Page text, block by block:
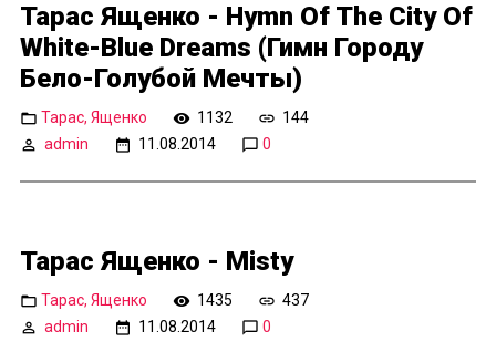
Тарас Ященко - Hymn Of The City Of
White-Blue Dreams (Гимн Городу
Бело-Голубой Мечты)
Тарас, Ященко 1132
144
admin
11.08.2014 0
Тарас Ященко - Misty
Тарас, Ященко 1435
437
admin
11.08.2014 0